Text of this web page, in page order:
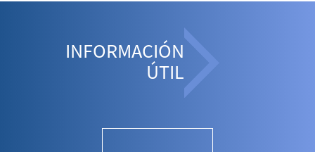
INFORMACIÓN
ÚTIL